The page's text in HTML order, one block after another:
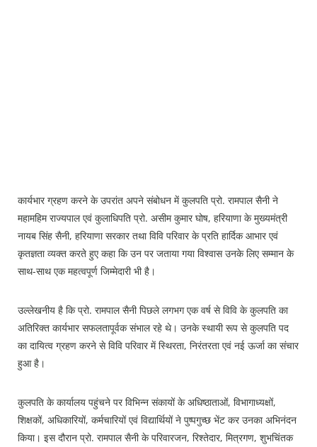
कार्यभार ग्रहण करने के उपरांत अपने संबोधन में कुलपति प्रो. रामपाल सैनी ने
महामहिम राज्यपाल एवं कुलाधिपति प्रो. असीम कुमार घोष, हरियाणा के मुख्यमंत्री
नायब सिंह सैनी, हरियाणा सरकार तथा विवि परिवार के प्रति हार्दिक आभार एवं
कृतज्ञता व्यक्त करते हुए कहा कि उन पर जताया गया विश्वास उनके लिए सम्मान के
साथ-साथ एक महत्वपूर्ण जिम्मेदारी भी है।
उल्लेखनीय है कि प्रो. रामपाल सैनी पिछले लगभग एक वर्ष से विवि के कुलपति का
अतिरिक्त कार्यभार सफलतापूर्वक संभाल रहे थे। उनके स्थायी रूप से कुलपति पद
का दायित्व ग्रहण करने से विवि परिवार में स्थिरता, निरंतरता एवं नई ऊर्जा का संचार
हुआ है।
कुलपति के कार्यालय पहुंचने पर विभिन्न संकायों के अधिष्ठाताओं, विभागाध्यक्षों,
शिक्षकों, अधिकारियों, कर्मचारियों एवं विद्यार्थियों ने पुष्पगुच्छ भेंट कर उनका अभिनंदन
किया। इस दौरान प्रो. रामपाल सैनी के परिवारजन, रिश्तेदार, मित्रगण, शुभचिंतक